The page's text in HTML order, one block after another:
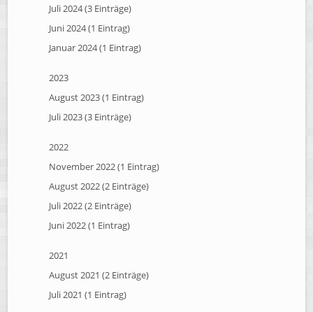
Juli 2024 (3 Einträge)
Juni 2024 (1 Eintrag)
Januar 2024 (1 Eintrag)
2023
August 2023 (1 Eintrag)
Juli 2023 (3 Einträge)
2022
November 2022 (1 Eintrag)
August 2022 (2 Einträge)
Juli 2022 (2 Einträge)
Juni 2022 (1 Eintrag)
2021
August 2021 (2 Einträge)
Juli 2021 (1 Eintrag)